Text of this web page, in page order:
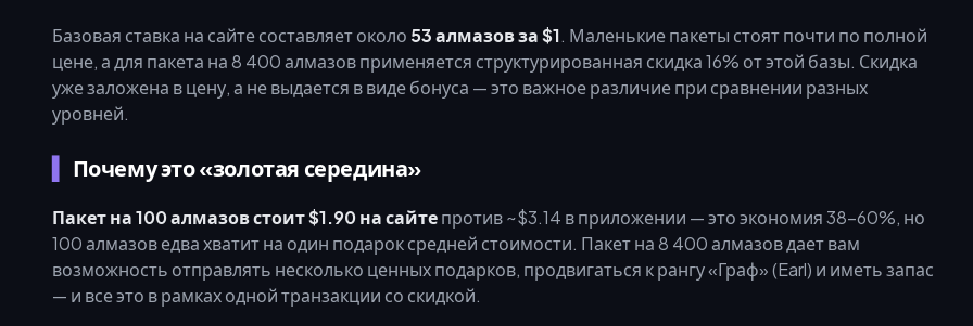
Базовая ставка на сайте составляет около 53 алмазов за $1. Маленькие пакеты стоят почти по полной
цене, а для пакета на 8 400 алмазов применяется структурированная скидка 16% от этой базы. Скидка
уже заложена в цену, а не выдается в виде бонуса — это важное различие при сравнении разных
уровней.
Почему это «золотая середина»
Пакет на 100 алмазов стоит $1.90 на сайтепротив ~$3.14 в приложении — это экономия 38–60%, но
100 алмазов едва хватит на один подарок средней стоимости. Пакет на 8 400 алмазов дает вам
возможность отправлять несколько ценных подарков, продвигаться к рангу «Граф» (Earl) и иметь запас
— и все это в рамках одной транзакции со скидкой.